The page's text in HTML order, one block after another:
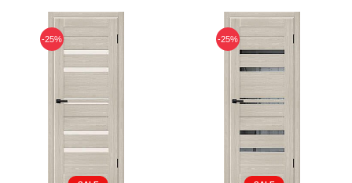
-25% -25%